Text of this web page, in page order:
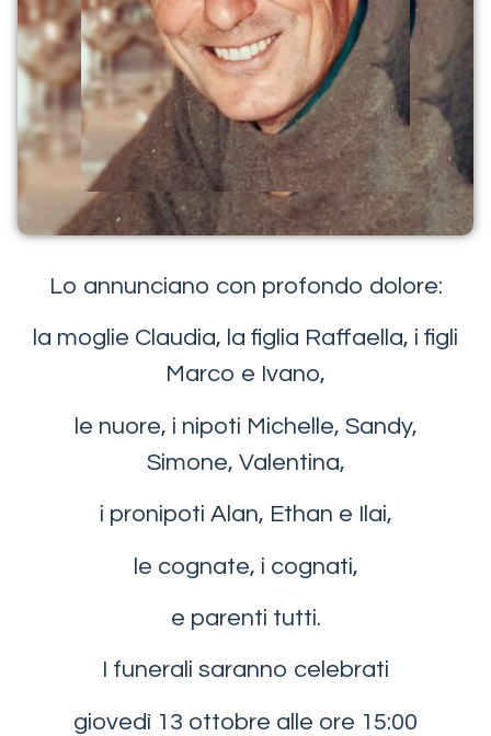
Lo annunciano con profondo dolore:
la moglie Claudia, la figlia Raffaella, i figli
Marco e Ivano,
le nuore, i nipoti Michelle, Sandy,
Simone, Valentina,
i pronipoti Alan, Ethan e Ilai,
le cognate, i cognati,
e parenti tutti.
I funerali saranno celebrati
giovedì 13 ottobre alle ore 15:00